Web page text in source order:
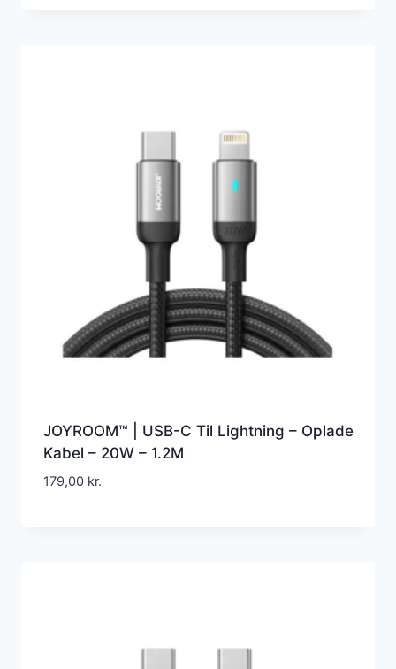
JOYROOM™ | USB-C Til Lightning – Oplade
Kabel – 20W – 1.2M
179,00 kr.